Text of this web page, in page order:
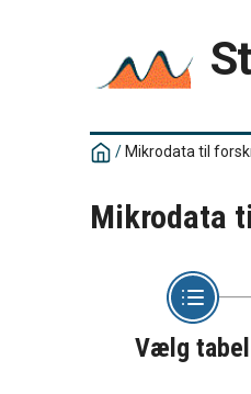
/ Mikrodata til
Mikrodata
Vælg tabel